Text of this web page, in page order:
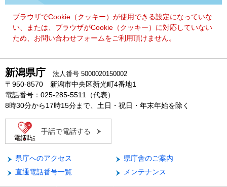
て
ブラウザでCookie（クッキー）が使用できる設定になっていな
い、または、ブラウザがCookie（クッキー）に対応していない
ため、お問い合わせフォームをご利用頂けません。
新潟県庁 法人番号 5000020150002
〒950-8570 新潟市中央区新光町4番地1
電話番号：025-285-5511（代表）
8時30分から17時15分まで、土日・祝日・年末年始を除く
手話で電話する
県庁へのアクセス
県庁舎のご案内
直通電話番号一覧
メンテナンス